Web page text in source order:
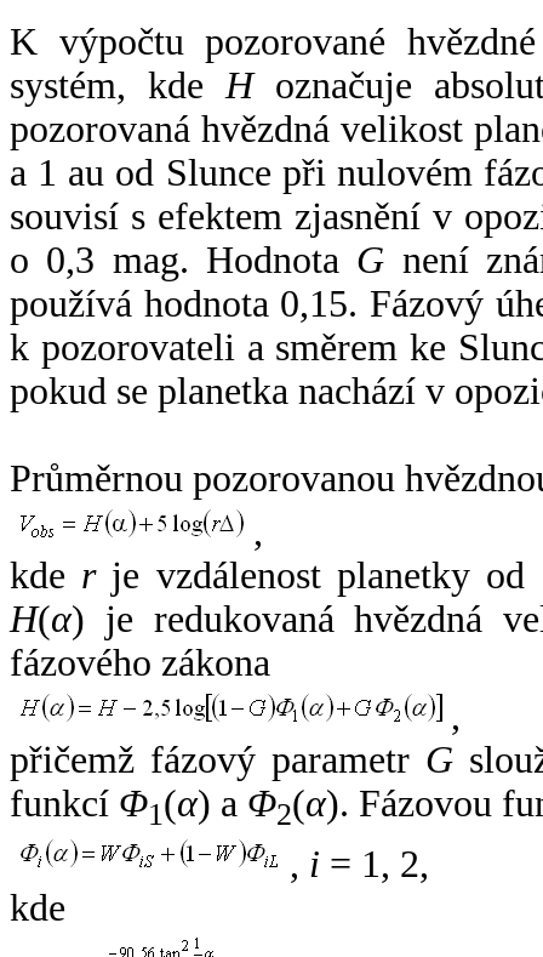
K výpočtu pozorované
systém, kde Hoznačuje
pozorovaná hvězdná velikost
a 1 au od Slunce při nulovém
souvisí s efektem zjasnění v
o 0,3 mag. Hodnota G není
používá hodnota 0,15. Fázový
k pozorovateli a směrem ke
pokud se planetka nachází v
Průměrnou pozorovanou
,
kde rje vzdálenost planetky od
H(α) je redukovaná hvězdná
fázového zákona
,
přičemž fázový parametr G
funkcí Φ1(α) a Φ2(α). Fázovou
, i = 1, 2,
kde